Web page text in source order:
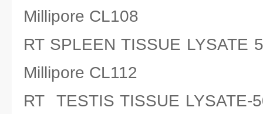
Millipore CL108
RT SPLEEN TISSUE LYSATE
Millipore CL112
RT TESTIS TISSUE LYSATE-